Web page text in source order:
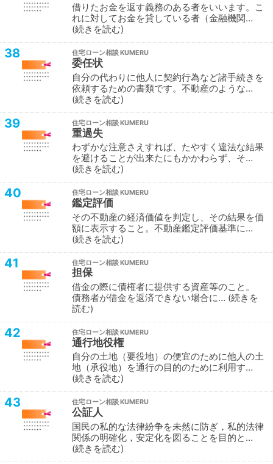
借りたお金を返す義務のある者をいいます。こ
れに対してお金を貸している者（金融機関…
続きを読む
38 住宅ローン相談
委任状
自分の代わりに他人に契約行為など諸手続きを
依頼するための書類です。不動産のような…
続きを読む
39 住宅ローン相談
重過失
わずかな注意さえすれば、たやすく違法な結果
を避けることが出来たにもかかわらず、そ…
続きを読む
40 住宅ローン相談
鑑定評価
その不動産の経済価値を判定し、その結果を価
額に表示すること。不動産鑑定評価基準に…
続きを読む
41 住宅ローン相談
担保
借金の際に債権者に提供する資産等のこと。
債務者が借金を返済できない場合に… 続きを
読む
42 住宅ローン相談
通行地役権
自分の土地（要役地）の便宜のために他人の土
地（承役地）を通行の目的のために利用す…
続きを読む
43 住宅ローン相談
公証人
国民の私的な法律紛争を未然に防ぎ，私的法律
関係の明確化，安定化を図ることを目的と…
続きを読む